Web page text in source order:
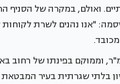
ואולם, במקרה של הסניף
"אנו נהנים לשרת לקוחות
הבנק משתרע על שטח של 660 מ"ר, וממוקם
בלתי שגרתית בעיר